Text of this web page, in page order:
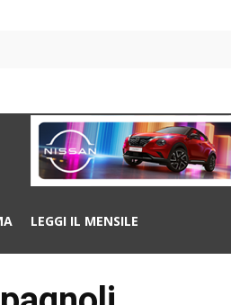
LEGGI IL MENSILE